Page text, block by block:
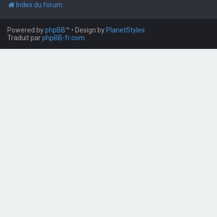
Index du forum
Powered byphpBB™ • Design by PlanetStyles
Traduit parphpBB-fr.com